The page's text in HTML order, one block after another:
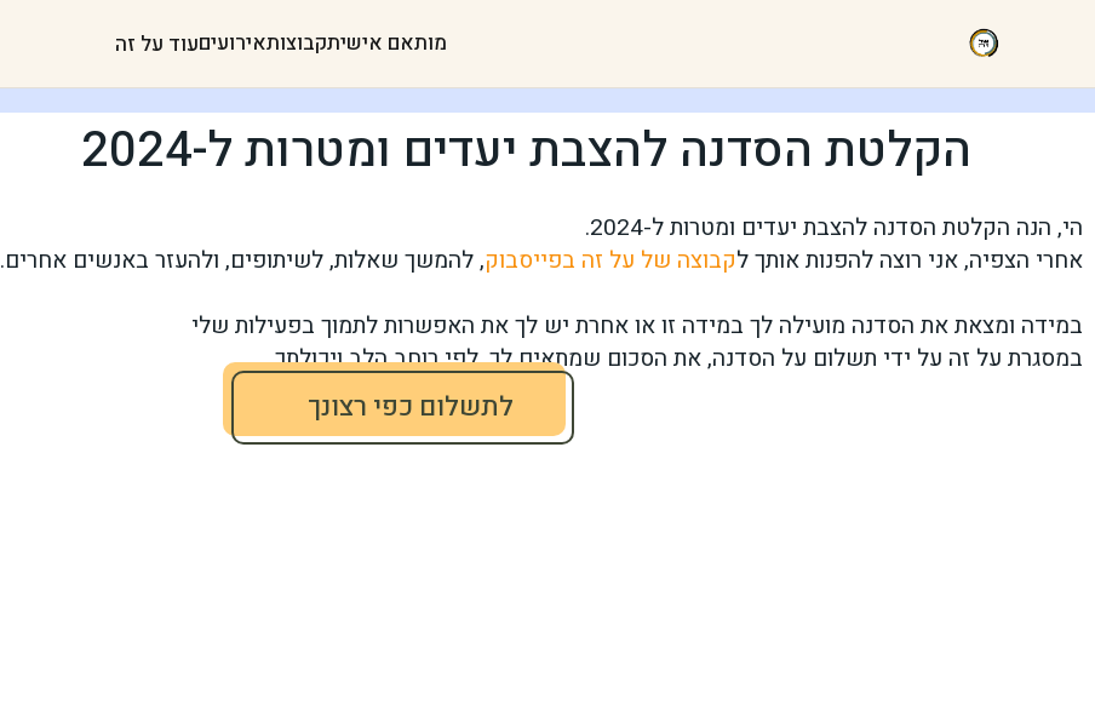
מותאם אישיתקבוצותאירועיםעוד על זה
הקלטת הסדנה להצבת יעדים ומטרות ל-2024
הי, הנה הקלטת הסדנה להצבת יעדים ומטרות ל-2024.
אחרי הצפיה, אני רוצה להפנות אותך לקבוצה של על זה בפייסבוק, להמשך שאלות, לשיתופים, ולהעזר באנשים אחרים.
במידה ומצאת את הסדנה מועילה לך במידה זו או אחרת יש לך את האפשרות לתמוך בפעילות שלי
במסגרת על זה על ידי תשלום על הסדנה, את הסכום שמתאיםלך, לפי רוחב הלבויכולתך.
לתשלום כפי רצונך